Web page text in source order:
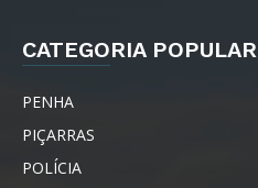
CATEGORIA POPULAR
PENHA
PIÇARRAS
POLÍCIA